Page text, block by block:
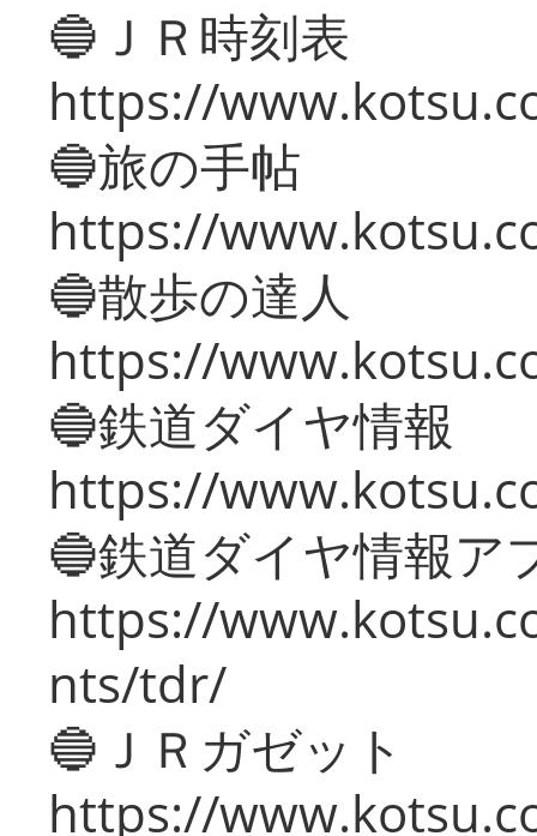
🔵ＪＲ時刻表
https://
🔵旅の手帖
https://
🔵散歩の達人
https://
🔵鉄道ダイヤ情報
https://
🔵鉄道ダイヤ情報ア
https://
nts/tdr/
🔵ＪＲガゼット
https://